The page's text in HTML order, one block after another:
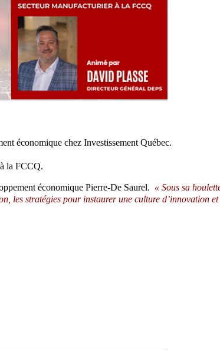
économique chez Investissement Québec.
la FCCQ.
économique Pierre-De Saurel. « Sous sa
les stratégies pour instaurer une culture d’innovation et